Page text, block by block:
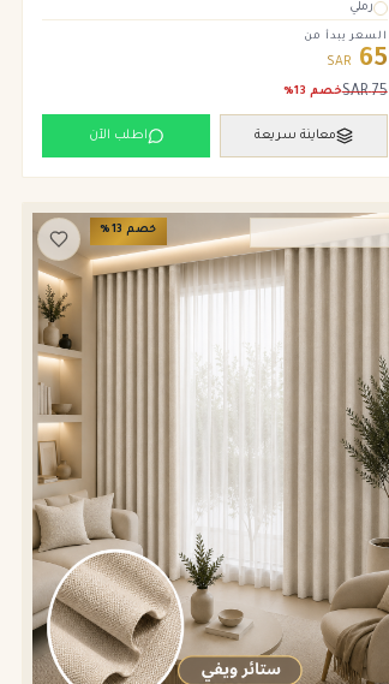
رملي
السعر يبدأ من
65
SAR
75
SARخصم 13
%
معاينة سريعة اطلب الآن
خصم 13
%